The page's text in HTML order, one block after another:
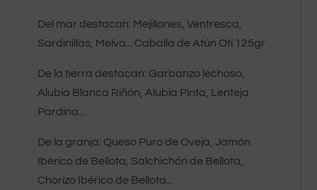
Del mar destacan: Mejillones, Ventresca,
Sardinillas, Melva... Caballa de Atún Oti 125gr
De la tierra destacan: Garbanzo lechoso,
Alubia Blanca Riñón, Alubia Pinta, Lenteja
Pardina...
De la granja: Queso Puro de Oveja, Jamón
Ibérico de Bellota, Salchichón de Bellota,
Chorizo Ibérico de Bellota...